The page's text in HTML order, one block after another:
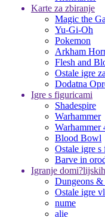
Karte za zbiranje
Magic the
Yu-Gi-Oh
Pokemon
Arkham
Flesh and
Ostale igre
Dodatna
Igre s figuricami
Shadespire
Warhammer
Warhammer
Blood Bowl
Ostale igre
Barve in
Igranje
Dungeons &
Ostale igre
nume
alie